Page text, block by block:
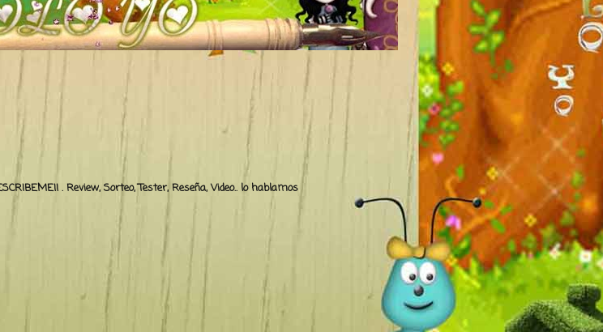
. Review, Sorteo, Tester, Reseña, Video.. lo hablamos